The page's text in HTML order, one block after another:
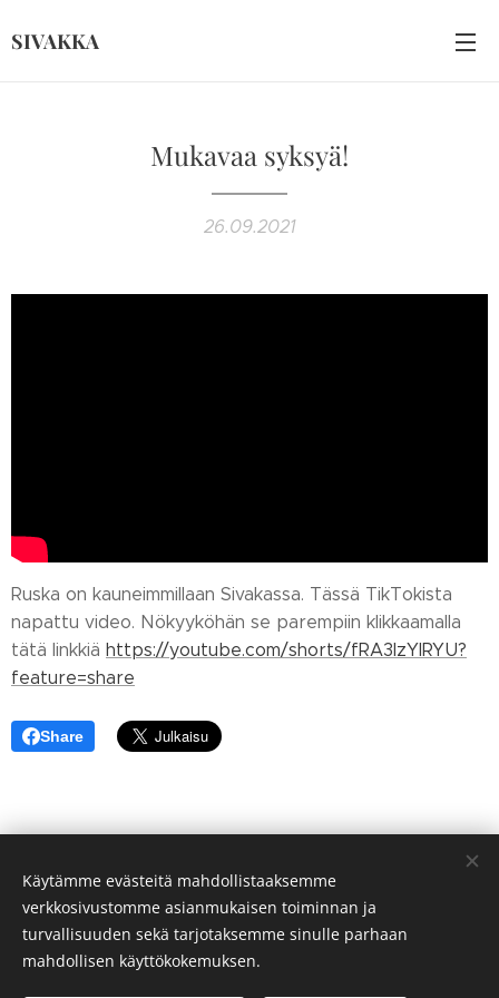
SIVAKKA
Mukavaa syksyä!
26.09.2021
Ruska on kauneimmillaan Sivakassa. Tässä TikTokista
napattu video. Nökyyköhän se parempiin klikkaamalla
tätä linkkiä https://youtube.com/shorts/fRA3IzYIRYU?
feature=share
Share
Käytämme evästeitä mahdollistaaksemme
verkkosivustomme asianmukaisen toiminnan ja
turvallisuuden sekä tarjotaksemme sinulle parhaan
mahdollisen käyttökokemuksen.